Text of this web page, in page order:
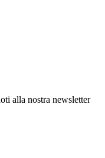
alla nostra newsletter